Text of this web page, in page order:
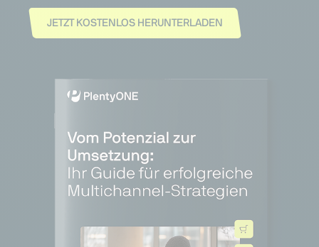
JETZT KOSTENLOS HERUNTERLADEN